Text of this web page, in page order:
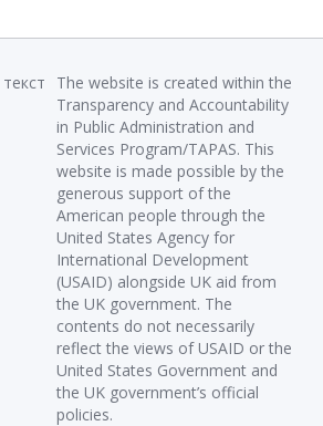
The website is created within the
Transparency and Accountability
in Public Administration and
Services Program/TAPAS. This
website is made possible by the
generous support of the
American people through the
United States Agency for
International Development
(USAID) alongside UK aid from
the UK government. The
contents do not necessarily
reflect the views of USAID or the
United States Government and
the UK government’s official
policies.